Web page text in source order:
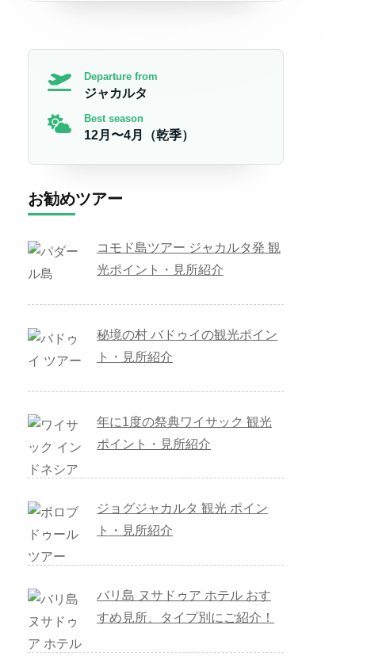
Departure from
ジャカルタ
Best season
12月〜4月（乾季）
お勧めツアー
コモド島ツアー ジャカルタ発 観
光ポイント・見所紹介
秘境の村 バドゥイの観光ポイン
ト・見所紹介
年に1度の祭典ワイサック 観光
ポイント・見所紹介
ジョグジャカルタ 観光 ポイン
ト・見所紹介
バリ島 ヌサドゥア ホテル おす
すめ見所、タイプ別にご紹介！